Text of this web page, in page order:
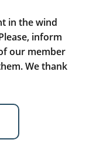
in the wind
inform
our member
We thank